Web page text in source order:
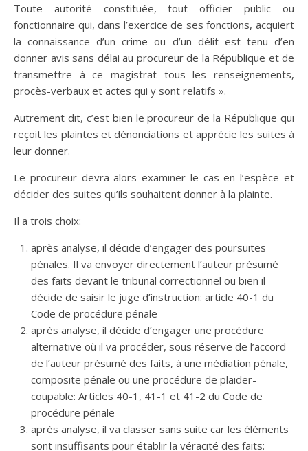
Toute autorité constituée, tout officier public ou
fonctionnaire qui, dans l’exercice de ses fonctions, acquiert
la connaissance d’un crime ou d’un délit est tenu d’en
donner avis sans délai au procureur de la République et de
transmettre à ce magistrat tous les renseignements,
procès-verbaux et actes qui y sont relatifs ».
Autrement dit, c’est bien le procureur de la République qui
reçoit les plaintes et dénonciations et apprécie les suites à
leur donner.
Le procureur devra alors examiner le cas en l’espèce et
décider des suites qu’ils souhaitent donner à la plainte.
Il a trois choix:
après analyse, il décide d’engager des poursuites
pénales. Il va envoyer directement l’auteur présumé
des faits devant le tribunal correctionnel ou bien il
décide de saisir le juge d’instruction: article 40-1 du
Code de procédure pénale
après analyse, il décide d’engager une procédure
alternative où il va procéder, sous réserve de l’accord
de l’auteur présumé des faits, à une médiation pénale,
composite pénale ou une procédure de plaider-
coupable: Articles 40-1, 41-1 et 41-2 du Code de
procédure pénale
après analyse, il va classer sans suite car les éléments
sont insuffisants pour établir la véracité des faits: